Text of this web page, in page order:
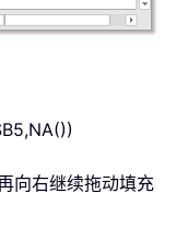
向右继续拖动填充